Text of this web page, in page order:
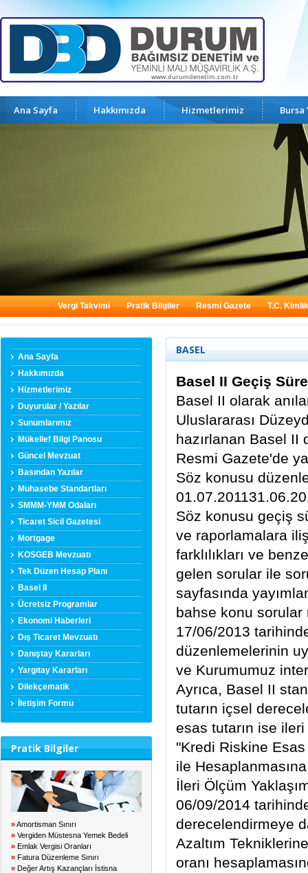
Ana Sayfa Hakkımızda Hizmetlerimiz Bursa
Vergi Takvimi Pratik Bilgiler Resmi Gazete T.C.
Ana Sayfa
Hakkımızda
Hizmetlerimiz
Duyurular / Yazılar
Sunumlarımız
Mükellef Bilgi Panosu
Güncel Mevzuat
Basından Yazılar
Muhasebe Standartları
SMMM-YMM Odaları
Ticaret Sicil Gazetesi
Mortgage
KOSGEB Mevzuatı
Tek Düzen Hesap Planı
Basel II
Ücretsiz Programlar
Ekonomi Haberleri
Dış Ticaret Mevzuatı
Danıştay Kararları
Yargıtay Kararları
Dilekçematik
İletişim Formu
Pratik Bilgiler
»Amortisman Sınırı
» Vergiden Müstesna Yemek Bedeli
» Emlak Vergisi Oranları
» Fatura Düzenleme Sınırı
» Değer Artış Kazançları İstisna
BASEL
Basel II Geçiş
Basel II olarak
Uluslararası
hazırlanan Basel II
Resmi Gazete'de
Söz konusu
Söz konusu geçiş
ve raporlamalara
farklılıkları ve
gelen sorular ile
sayfasında
bahse konu
17/06/2013
düzenlemelerinin
ve Kurumumuz
Ayrıca, Basel II
tutarın içsel
esas tutarın ise
"Kredi Riskine Esas
ile
İleri Ölçüm
06/09/2014
derecelendirmeye
Azaltım
oranı